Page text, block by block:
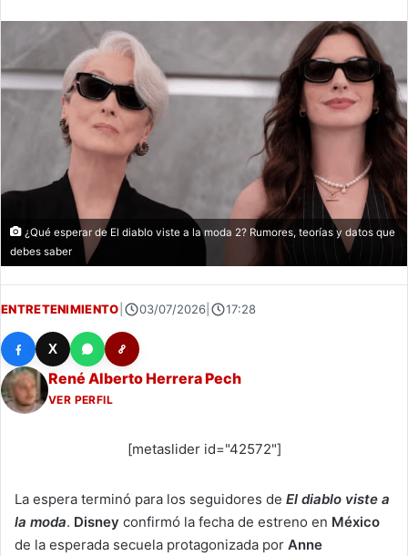
¿Qué esperar de El diablo viste a la moda 2? Rumores, teorías y datos que
debes saber
ENTRETENIMIENTO 03/07/2026| 17:28
X
René Alberto Herrera Pech
VER PERFIL
[metaslider id="42572"]
La espera terminó para los seguidores de El diablo viste a
la moda. Disney confirmó la fecha de estreno en México
de la esperada secuela protagonizada por Anne